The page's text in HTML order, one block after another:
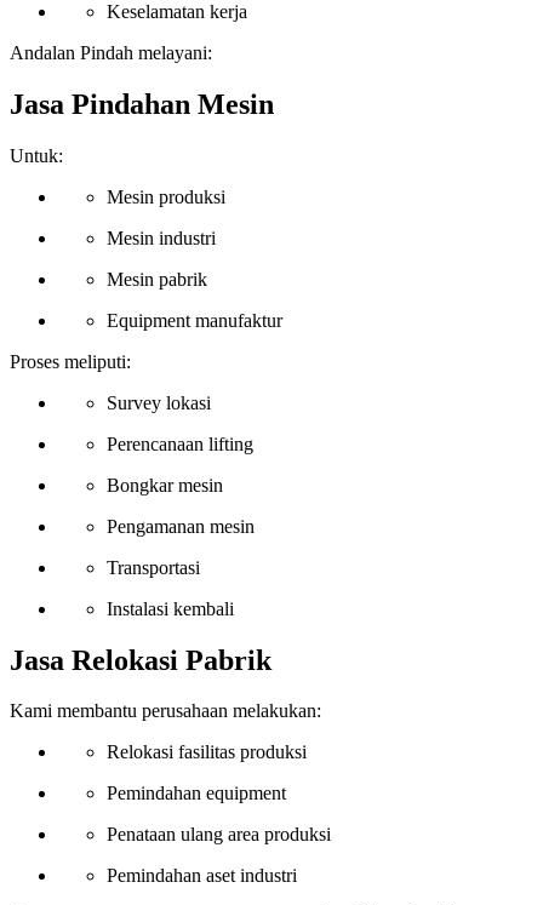
Keselamatan kerja
Andalan Pindah melayani:
Jasa Pindahan Mesin
Untuk:
Mesin produksi
Mesin industri
Mesin pabrik
Equipment manufaktur
Proses meliputi:
Survey lokasi
Perencanaan lifting
Bongkar mesin
Pengamanan mesin
Transportasi
Instalasi kembali
Jasa Relokasi Pabrik
Kami membantu perusahaan melakukan:
Relokasi fasilitas produksi
Pemindahan equipment
Penataan ulang area produksi
Pemindahan aset industri